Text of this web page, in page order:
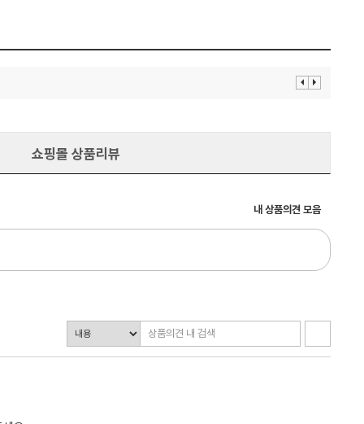
이 다
쇼핑몰 상품리뷰
내 상품의견 모음